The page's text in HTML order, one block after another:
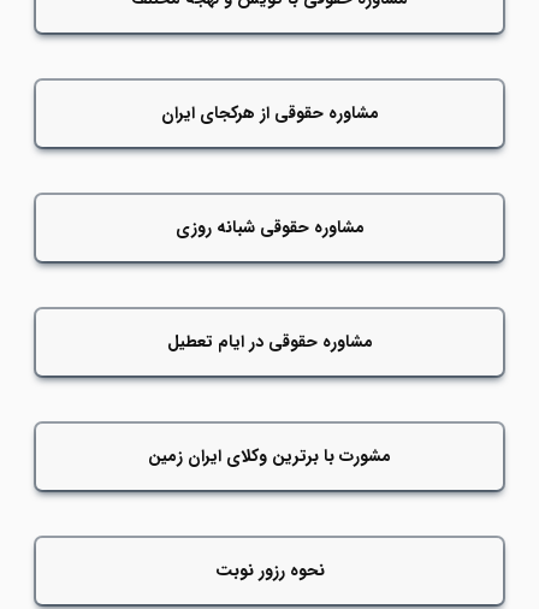
مشاوره حقوقی از هرکجای ایران
مشاوره حقوقی شبانه روزی
مشاوره حقوقی در ایام تعطیل
مشورت با برترین وکلای ایران زمین
نحوه رزور نوبت